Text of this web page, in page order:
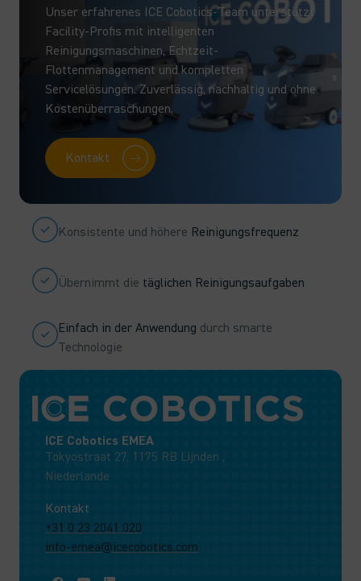
Unser erfahrenes ICE Cobotics-Team unterstützt
Facility-Profis mit intelligenten
Reinigungsmaschinen, Echtzeit-
Flottenmanagement und kompletten
Servicelösungen. Zuverlässig, nachhaltig und ohne
Kostenüberraschungen.
Kontakt
Konsistente und höhere Reinigungsfrequenz
Übernimmt die täglichen Reinigungsaufgaben
Einfach in der Anwendung durch smarte
Technologie
ICE Cobotics EMEA
Tokyostraat 27, 1175 RB Lijnden ,
Niederlande
Kontakt
+31 0 23 2041 020
info-emea@icecobotics.com